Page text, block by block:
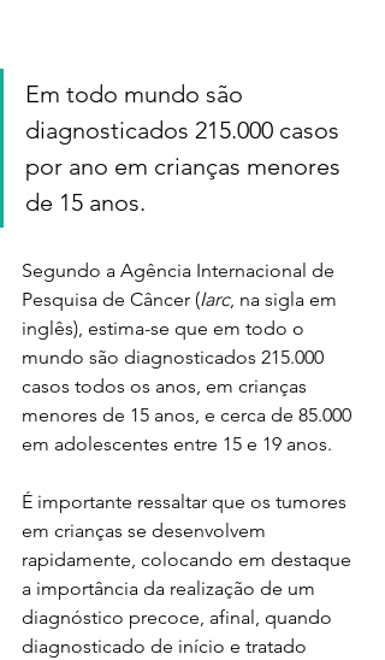
Em todo mundo são
diagnosticados 215.000 casos
por ano em crianças menores
de 15 anos.
Segundo a Agência Internacional de
Pesquisa de Câncer (Iarc, na sigla em
inglês), estima-se que em todo o
mundo são diagnosticados 215.000
casos todos os anos, em crianças
menores de 15 anos, e cerca de 85.000
em adolescentes entre 15 e 19 anos.
É importante ressaltar que os tumores
em crianças se desenvolvem
rapidamente, colocando em destaque
a importância da realização de um
diagnóstico precoce, afinal, quando
diagnosticado de início e tratado